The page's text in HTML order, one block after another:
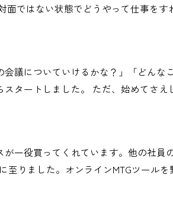
ではない状態でどうやって仕事を
議についていけるかな？」「どん
タートしました。 ただ、始めてさ
一役買ってくれています。他の社員
りました。オンラインMTGツール